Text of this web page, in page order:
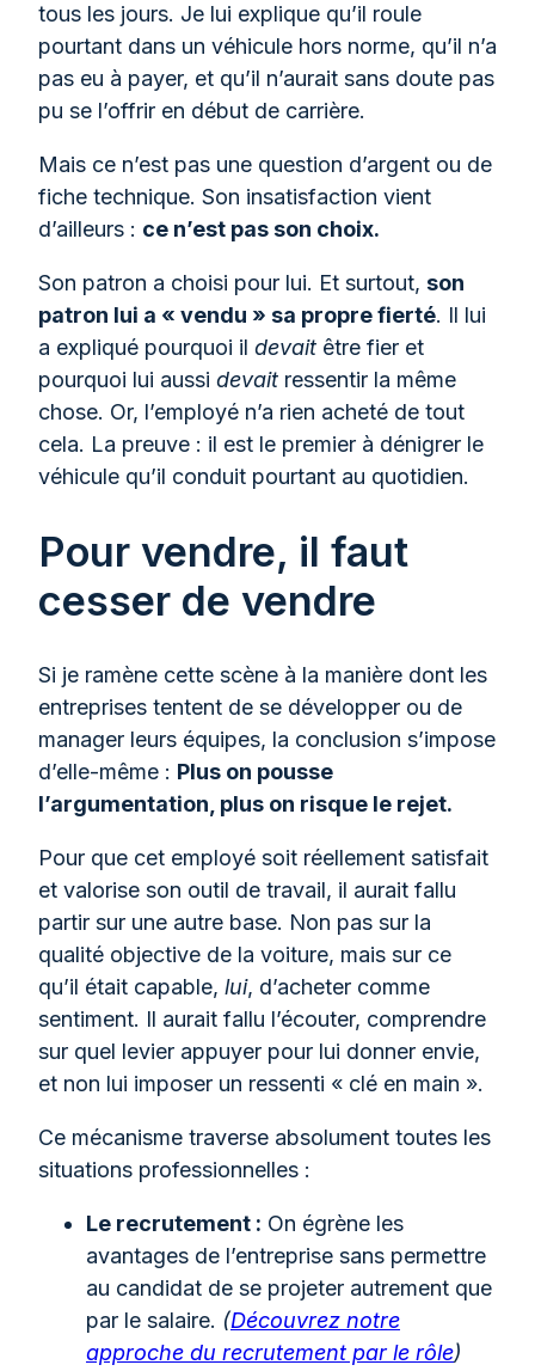
tous les jours. Je lui explique qu’il roule
pourtant dans un véhicule hors norme, qu’il n’a
pas eu à payer, et qu’il n’aurait sans doute pas
pu se l’offrir en début de carrière.
Mais ce n’est pas une question d’argent ou de
fiche technique. Son insatisfaction vient
d’ailleurs : ce n’est pas son choix.
Son patron a choisi pour lui. Et surtout, son
patron lui a « vendu » sa propre fierté. Il lui
a expliqué pourquoi il devait être fier et
pourquoi lui aussi devait ressentir la même
chose. Or, l’employé n’a rien acheté de tout
cela. La preuve : il est le premier à dénigrer le
véhicule qu’il conduit pourtant au quotidien.
Pour vendre, il faut
cesser de vendre
Si je ramène cette scène à la manière dont les
entreprises tentent de se développer ou de
manager leurs équipes, la conclusion s’impose
d’elle-même : Plus on pousse
l’argumentation, plus on risque le rejet.
Pour que cet employé soit réellement satisfait
et valorise son outil de travail, il aurait fallu
partir sur une autre base. Non pas sur la
qualité objective de la voiture, mais sur ce
qu’il était capable, lui, d’acheter comme
sentiment. Il aurait fallu l’écouter, comprendre
sur quel levier appuyer pour lui donner envie,
et non lui imposer un ressenti « clé en main ».
Ce mécanisme traverse absolument toutes les
situations professionnelles :
Le recrutement : On égrène les
avantages de l’entreprise sans permettre
au candidat de se projeter autrement que
par le salaire. (Découvrez notre
approche du recrutement par le rôle)